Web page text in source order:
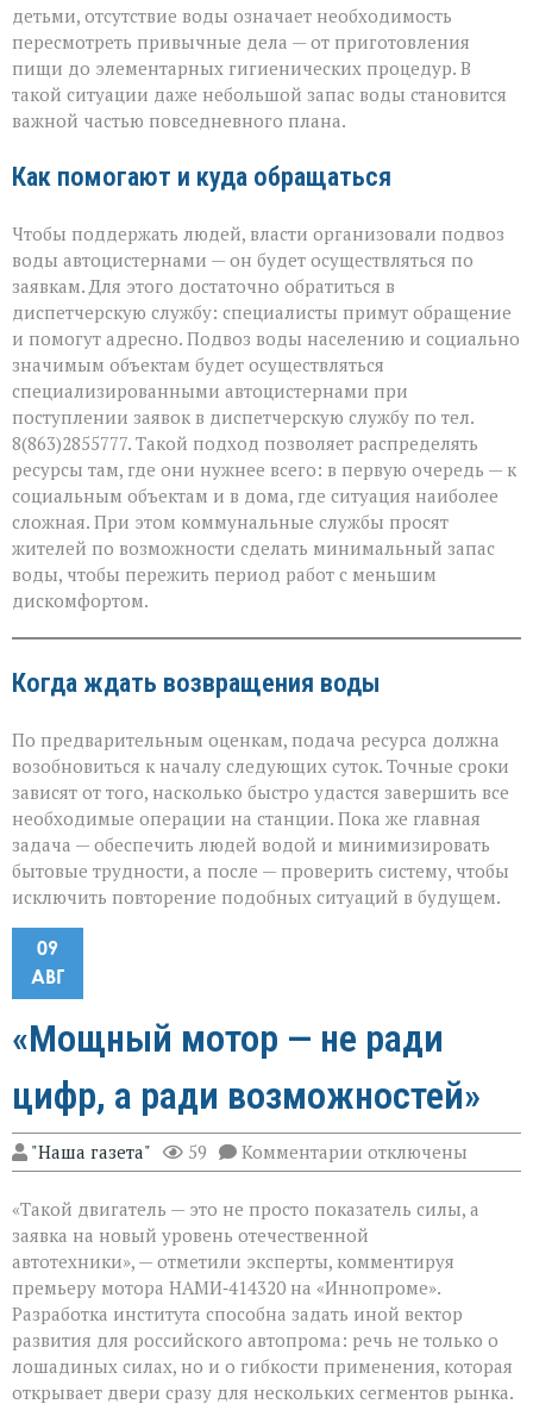
детьми, отсутствие воды означает необходимость
пересмотреть привычные дела — от приготовления
пищи до элементарных гигиенических процедур. В
такой ситуации даже небольшой запас воды становится
важной частью повседневного плана.
Как помогают и куда обращаться
Чтобы поддержать людей, власти организовали подвоз
воды автоцистернами — он будет осуществляться по
заявкам. Для этого достаточно обратиться в
диспетчерскую службу: специалисты примут обращение
и помогут адресно. Подвоз воды населению и социально
значимым объектам будет осуществляться
специализированными автоцистернами при
поступлении заявок в диспетчерскую службу по тел.
8(863)2855777. Такой подход позволяет распределять
ресурсы там, где они нужнее всего: в первую очередь — к
социальным объектам и в дома, где ситуация наиболее
сложная. При этом коммунальные службы просят
жителей по возможности сделать минимальный запас
воды, чтобы пережить период работ с меньшим
дискомфортом.
Когда ждать возвращения воды
По предварительным оценкам, подача ресурса должна
возобновиться к началу следующих суток. Точные сроки
зависят от того, насколько быстро удастся завершить все
необходимые операции на станции. Пока же главная
задача — обеспечить людей водой и минимизировать
бытовые трудности, а после — проверить систему, чтобы
исключить повторение подобных ситуаций в будущем.
09
АВГ
«Мощный мотор — не ради
цифр, а ради возможностей»
"Наша газета" 59 Комментарии к
записи
мотор — не
ради
а
ради
возможностей»
отключены
«Такой двигатель — это не просто показатель силы, а
заявка на новый уровень отечественной
автотехники», — отметили эксперты, комментируя
премьеру мотора НАМИ‑414320 на «Иннопроме».
Разработка института способна задать иной вектор
развития для российского автопрома: речь не только о
лошадиных силах, но и о гибкости применения, которая
открывает двери сразу для нескольких сегментов рынка.